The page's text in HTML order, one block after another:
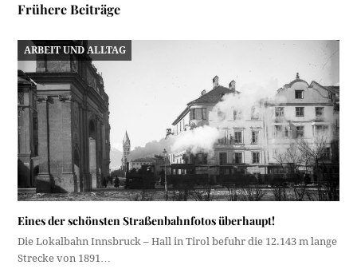
Frühere Beiträge
ARBEIT UND ALLTAG
Eines der schönsten Straßenbahnfotos überhaupt!
Die Lokalbahn Innsbruck – Hall in Tirol befuhr die 12.143 m lange
Strecke von 1891…